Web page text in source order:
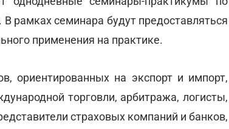
В рамках семинара будут предоставляться
применения на практике.
ориентированных на экспорт и импорт,
торговли, арбитража, логисты,
страховых компаний и банков,